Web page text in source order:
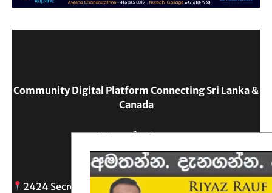
Community Digital Platform Connecting Sri Lanka &
Canada
Reach Out
2424 Secreto drive, Oshawa, ON